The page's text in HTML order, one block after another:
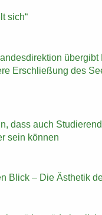
sich“
Er­schlie­ßung des
dass auch
sein kön­nen
Blick – Die Äs­the­tik